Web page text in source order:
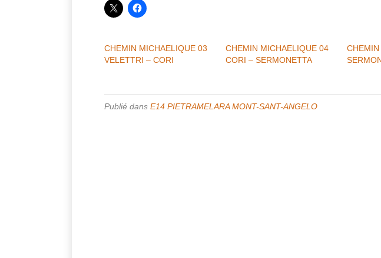
CHEMIN MICHAELIQUE 03
VELETTRI – CORI
CHEMIN MICHAELIQUE 04
CORI – SERMONETTA
Publié dans E14 PIETRAMELARA MONT-SANT-ANGELO